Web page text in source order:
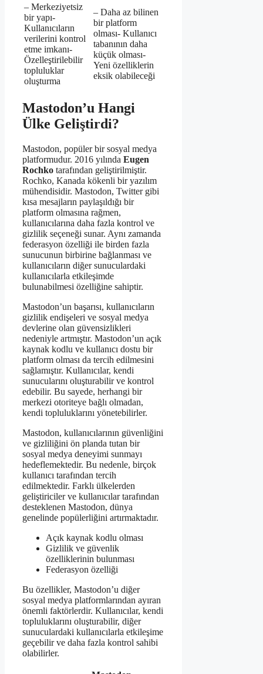
– Merkeziyetsiz
bir yapı-
Kullanıcıların
verilerini kontrol
etme imkanı-
Özelleştirilebilir
topluluklar
oluşturma
– Daha az bilinen
bir platform
olması- Kullanıcı
tabanının daha
küçük olması-
Yeni özelliklerin
eksik olabileceği
Mastodon’u Hangi
Ülke Geliştirdi?
Mastodon, popüler bir sosyal medya
platformudur. 2016 yılında Eugen
Rochko tarafından geliştirilmiştir.
Rochko, Kanada kökenli bir yazılım
mühendisidir. Mastodon, Twitter gibi
kısa mesajların paylaşıldığı bir
platform olmasına rağmen,
kullanıcılarına daha fazla kontrol ve
gizlilik seçeneği sunar. Aynı zamanda
federasyon özelliği ile birden fazla
sunucunun birbirine bağlanması ve
kullanıcıların diğer sunuculardaki
kullanıcılarla etkileşimde
bulunabilmesi özelliğine sahiptir.
Mastodon’un başarısı, kullanıcıların
gizlilik endişeleri ve sosyal medya
devlerine olan güvensizlikleri
nedeniyle artmıştır. Mastodon’un açık
kaynak kodlu ve kullanıcı dostu bir
platform olması da tercih edilmesini
sağlamıştır. Kullanıcılar, kendi
sunucularını oluşturabilir ve kontrol
edebilir. Bu sayede, herhangi bir
merkezi otoriteye bağlı olmadan,
kendi topluluklarını yönetebilirler.
Mastodon, kullanıcılarının güvenliğini
ve gizliliğini ön planda tutan bir
sosyal medya deneyimi sunmayı
hedeflemektedir. Bu nedenle, birçok
kullanıcı tarafından tercih
edilmektedir. Farklı ülkelerden
geliştiriciler ve kullanıcılar tarafından
desteklenen Mastodon, dünya
genelinde popülerliğini artırmaktadır.
Açık kaynak kodlu olması
Gizlilik ve güvenlik
özelliklerinin bulunması
Federasyon özelliği
Bu özellikler, Mastodon’u diğer
sosyal medya platformlarından ayıran
önemli faktörlerdir. Kullanıcılar, kendi
topluluklarını oluşturabilir, diğer
sunuculardaki kullanıcılarla etkileşime
geçebilir ve daha fazla kontrol sahibi
olabilirler.